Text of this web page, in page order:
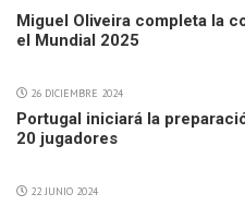
Miguel Oliveira completa la
el Mundial 2025
26 DICIEMBRE 2024
Portugal iniciará la
20 jugadores
22 JUNIO 2024